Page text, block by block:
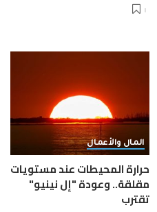
المال والأعمال
حرارة المحيطات عند مستويات
مقلقة.. وعودة "إل نينيو"
تقترب